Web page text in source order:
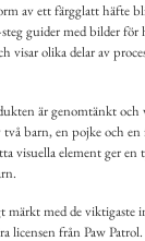
av ett färgglatt häfte
guider med bilder för
visar olika delar av
är genomtänkt
barn, en pojke och
visuella element ger
märkt med de
licensen från Paw